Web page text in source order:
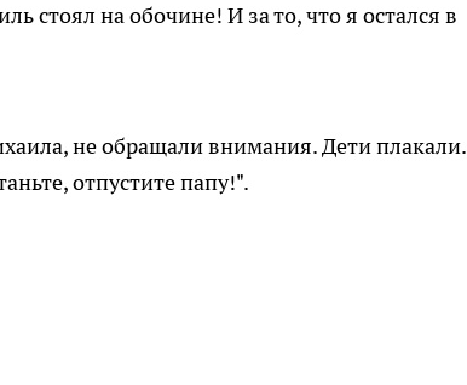
стоял на обочине! И за то, что я остался в
не обращали внимания. Дети плакали.
отпустите папу!".